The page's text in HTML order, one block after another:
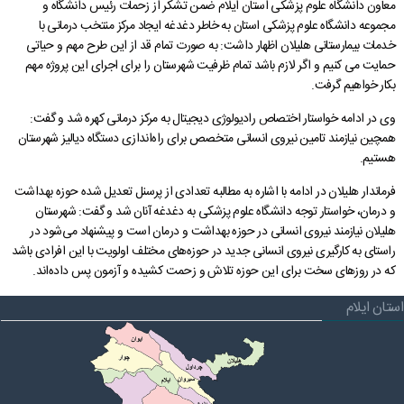
معاون دانشگاه علوم پزشکی استان ایلام ضمن تشکر از زحمات رئیس دانشگاه و
مجموعه دانشگاه علوم پزشکی استان به خاطر دغدغه ایجاد مرکز منتخب درمانی با
خدمات بیمارستانی هلیلان اظهار داشت: به صورت تمام قد از این طرح مهم و حیاتی
حمایت می کنیم و اگر لازم باشد تمام ظرفیت شهرستان را برای اجرای این پروژه مهم
بکار خواهیم گرفت.
وی در ادامه خواستار اختصاص رادیولوژی دیجیتال به مرکز درمانی کهره شد و گفت:
همچین نیازمند تامین نیروی انسانی متخصص برای راه‌اندازی دستگاه دیالیز شهرستان
هستیم.
فرماندار هلیلان در ادامه با اشاره به مطالبه تعدادی از پرسنل تعدیل شده حوزه بهداشت
و درمان، خواستار توجه دانشگاه علوم پزشکی به دغدغه آنان شد و گفت: شهرستان
هلیلان نیازمند نیروی انسانی در حوزه بهداشت و درمان است و پیشنهاد می‌شود در
راستای به کارگیری نیروی انسانی جدید در حوزه‌های مختلف اولویت با این افرادی باشد
که در روزهای سخت برای این حوزه تلاش و زحمت کشیده‌ و آزمون پس داده‌اند.
استان ایلام
دفتر امور بانوان و خانواده
مدیریت بحران
دفتر برنامه ریزی نوسازی و تحول اداری
دفتر امور اداری مالی
پایگاه امر به معروف و نهی از منکر
شورای فرهنگی
پایگاه بنیاد شهید و امور ایثارگران
قرارگاه اقتصادی مقاومتی استان
فرمانداری آبدانان
فرمانداری سیروان
فرمانداری چرداول
فرمانداری هلیلان
فرمانداری ملکشاهی
فرمانداری ایوان
فرمانداری بدره
چشم انداز استان ایلام
شاخص های آماری اقتصادی
سامانه راهبری میز خدمت حضوری
سامانه مدیریت خدمات دولت
دارندگان پروانه دفاتر خدمات پیشخوان استان
سامانه انتشار و دسترسی آزاد به اطلاعات
پیشخوان ارباب رجوع (ثبت و رهگیری مکاتبات)
سامانه آموزش، پژوهش و مدیریت دانش
شرح وظایف استانداری
نمودار سازمانی
درباره ما
تلفن دفاتر مدیران استانداری
خط مشی تارنما
بیانیه راهبرد مشارکت عمومی
تصمیم گیری الکترونیکی
بیانیه حریم خصوصی
دستورالعمل بروزرسانی سایت
بیانیه توافقنامه سطح خدمت
ارتباط با ما در پیام رسان ها
حقوق شهروندی
نظر، انتقاد، پیشنهاد
تلفن های ضروری استان
راهنمای ثبت شکایت
راهنمای فرآیند حل اختلاف
راهنمای رسیدگی به تخلفات اداری
تماس با ما
پیام های استاندار
گالری
گالری تصاویر
گالری استاندار
گالری فیلم
اخبار انتخابات
اخبار وزارت کشور، استانداری ایلام
پربازدیدترین اخبار
نشریات استانداری
نشریات دفتر روابط عمومی
نشريات دفتر بازرسی، امور حقوقی و ارزيابی عملکرد
آرشیو اطلاعیه ها و بخشنامه ها
قوانین و مقررات
شفافیت و تعارض منافع
پیشخوان ارباب رجوع(ثبت و پیگیری مکاتبات)
پرسش و پاسخ های متداول
جستجو